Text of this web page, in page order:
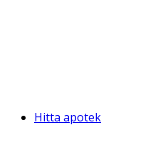
Hitta apotek